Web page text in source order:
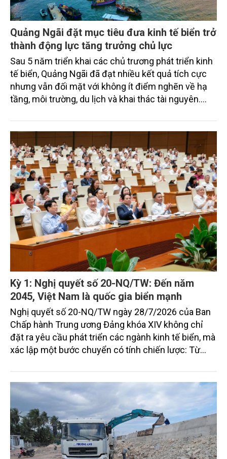
Quảng Ngãi đặt mục tiêu đưa kinh tế biển trở
thành động lực tăng trưởng chủ lực
Sau 5 năm triển khai các chủ trương phát triển kinh
tế biển, Quảng Ngãi đã đạt nhiều kết quả tích cực
nhưng vẫn đối mặt với không ít điểm nghẽn về hạ
tầng, môi trường, du lịch và khai thác tài nguyên.
đặt mục tiêu đưa kinh tế biển phát triển nhanh, bền
trưởng của tỉnh đến năm 2030, tầm nhìn đến năm
2045.
Kỳ 1: Nghị quyết số 20-NQ/TW: Đến năm
2045, Việt Nam là quốc gia biển mạnh
Nghị quyết số 20-NQ/TW ngày 28/7/2026 của Ban
Chấp hành Trung ương Đảng khóa XIV không chỉ
đặt ra yêu cầu phát triển các ngành kinh tế biển, mà
xác lập một bước chuyển có tính chiến lược: Từ
"phát triển kinh tế ven biển" sang "xây dựng quốc
gia biển mạnh". Trong bước chuyển ấy, ngành Nông
nghiệp và Môi trường giữ vai trò đặc biệt quan trọng,
từ hoàn thiện thể chế, quy hoạch không gian biển,
quản lý tài nguyên đến bảo vệ môi trường, phục hồi
hệ sinh thái và kiến tạo sinh kế bền vững cho người
dân ven biển, hải đảo.